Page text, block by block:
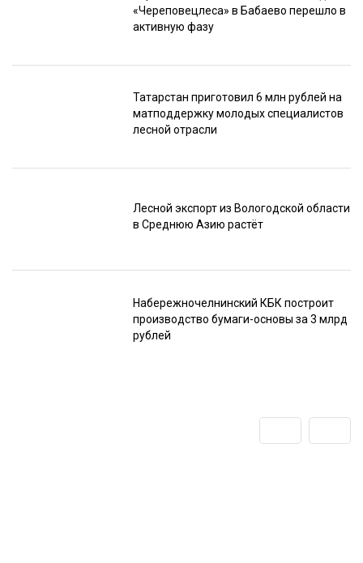
«Череповецлеса» в Бабаево перешло в
активную фазу
Татарстан приготовил 6 млн рублей на
матподдержку молодых специалистов
лесной отрасли
Лесной экспорт из Вологодской области
в Среднюю Азию растёт
Набережночелнинский КБК построит
производство бумаги-основы за 3 млрд
рублей